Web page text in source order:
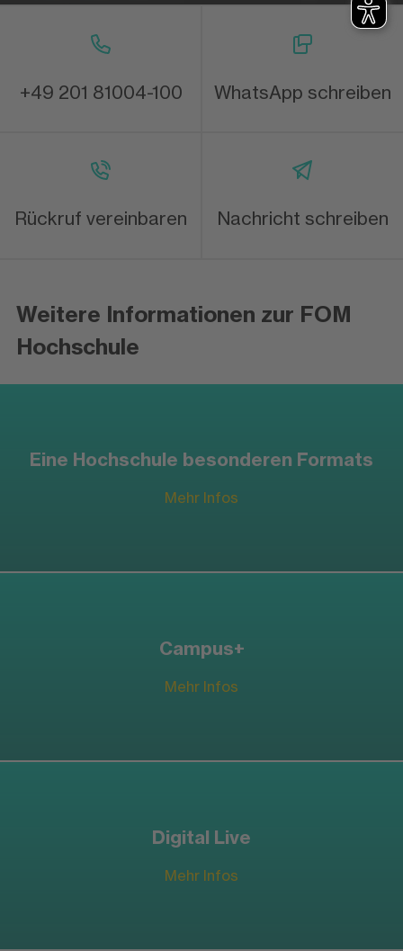
+49 201 81004-100 WhatsApp schreiben
Rückruf vereinbaren Nachricht schreiben
Weitere Informationen zur FOM
Hochschule
Eine Hochschule besonderen Formats
Mehr Infos
Campus+
Mehr Infos
Digital Live
Mehr Infos